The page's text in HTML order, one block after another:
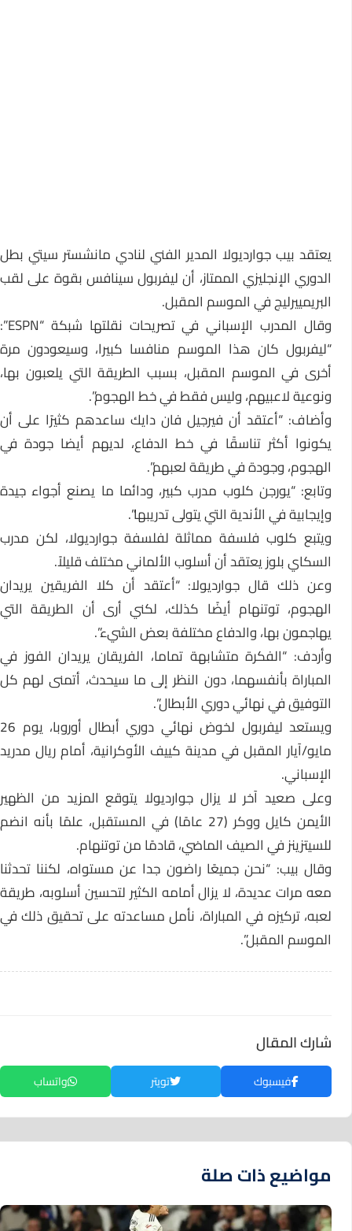
يعتقد بيب جوارديولا المدير الفني لنادي مانشستر سيتي بطل
الدوري الإنجليزي الممتاز، أن ليفربول سينافس بقوة على لقب
البريمييرليج في الموسم المقبل.
وقال المدرب الإسباني في تصريحات نقلتها شبكة “ESPN”:
“ليفربول كان هذا الموسم منافسا كبيرا، وسيعودون مرة
أخرى في الموسم المقبل، بسبب الطريقة التي يلعبون بها،
ونوعية لاعبيهم، وليس فقط في خط الهجوم”.
وأضاف: “أعتقد أن فيرجيل فان دايك ساعدهم كثيرًا على أن
يكونوا أكثر تناسقًا في خط الدفاع، لديهم أيضا جودة في
الهجوم، وجودة في طريقة لعبهم”.
وتابع: “يورجن كلوب مدرب كبير، ودائما ما يصنع أجواء جيدة
وإيجابية في الأندية التي يتولى تدريبها”.
ويتبع كلوب فلسفة مماثلة لفلسفة جوارديولا، لكن مدرب
السكاي بلوز يعتقد أن أسلوب الألماني مختلف قليلاً.
وعن ذلك قال جوارديولا: “أعتقد أن كلا الفريقين يريدان
الهجوم، توتنهام أيضًا كذلك، لكني أرى أن الطريقة التي
يهاجمون بها، والدفاع مختلفة بعض الشيء”.
وأردف: “الفكرة متشابهة تماما، الفريقان يريدان الفوز في
المباراة بأنفسهما، دون النظر إلى ما سيحدث، أتمنى لهم كل
التوفيق في نهائي دوري الأبطال”.
ويستعد ليفربول لخوض نهائي دوري أبطال أوروبا، يوم 26
مايو/آيار المقبل في مدينة كييف الأوكرانية، أمام ريال مدريد
الإسباني.
وعلى صعيد آخر لا يزال جوارديولا يتوقع المزيد من الظهير
الأيمن كايل ووكر (27 عامًا) في المستقبل، علمًا بأنه انضم
للسيتزينز في الصيف الماضي، قادمًا من توتنهام.
وقال بيب: “نحن جميعًا راضون جدا عن مستواه، لكننا تحدثنا
معه مرات عديدة، لا يزال أمامه الكثير لتحسين أسلوبه، طريقة
لعبه، تركيزه في المباراة، نأمل مساعدته على تحقيق ذلك في
الموسم المقبل”.
شارك المقال
فيسبوك تويتر واتساب
مواضيع ذات صلة